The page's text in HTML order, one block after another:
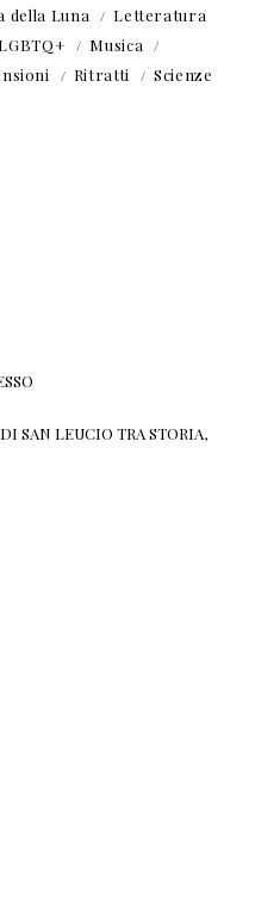
della Luna
Letteratura
LGBTQ+
Musica
Ritratti
Scienze
SAN LEUCIO TRA STORIA,